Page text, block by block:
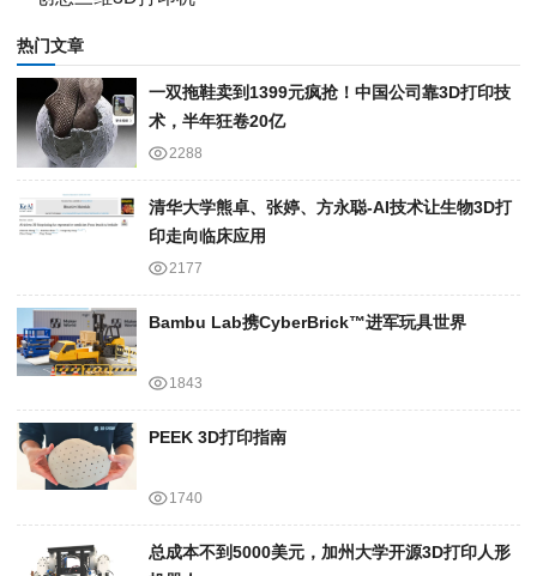
热门文章
一双拖鞋卖到1399元疯抢！中国公司靠3D打印技
术，半年狂卷20亿
2288
清华大学熊卓、张婷、方永聪-AI技术让生物3D打
印走向临床应用
2177
Bambu Lab携Cyber​​Brick™进军玩具世界
1843
PEEK 3D打印指南
1740
总成本不到5000美元，加州大学开源3D打印人形